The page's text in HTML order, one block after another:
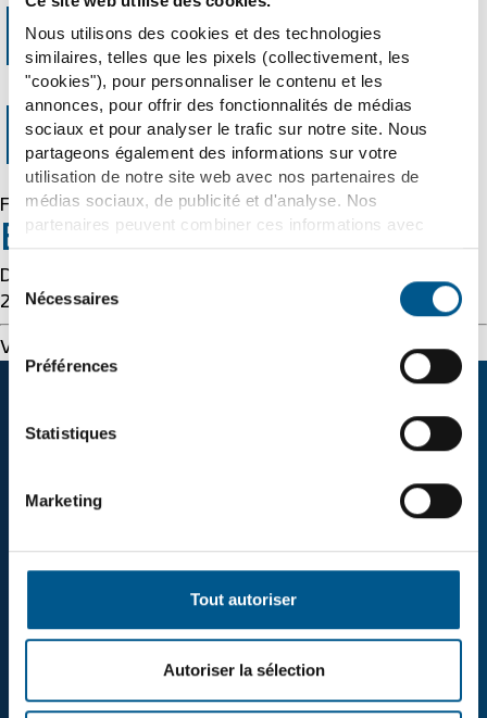
Nous utilisons des cookies et des technologies
similaires, telles que les pixels (collectivement, les
"cookies"), pour personnaliser le contenu et les
annonces, pour offrir des fonctionnalités de médias
sociaux et pour analyser le trafic sur notre site. Nous
partageons également des informations sur votre
utilisation de notre site web avec nos partenaires de
médias sociaux, de publicité et d'analyse. Nos
partenaires peuvent combiner ces informations avec
d'autres données que vous leur avez fournies ou qu'ils
services. Nous tenons compte à cet égard de vos
préférences et ne traitons les données à des fins de
nous donnez votre consentement. Vous pouvez révoquer
Pour plus d'informations, veuillez consulter la rubrique
données.
Sélection
du
consentement
Nécessaires
Préférences
Statistiques
Marketing
Tout autoriser
Autoriser la sélection
Error 403
Forbidden
Forbidden
Error 54113
Details: cache-cmh1290112-CMH 1786132469
2077964306
Varnish cache server
Sites internationaux
Transition énergétique
Parcours de l’énergie
produit
Centrale hybride
d’ENERTRAG dans